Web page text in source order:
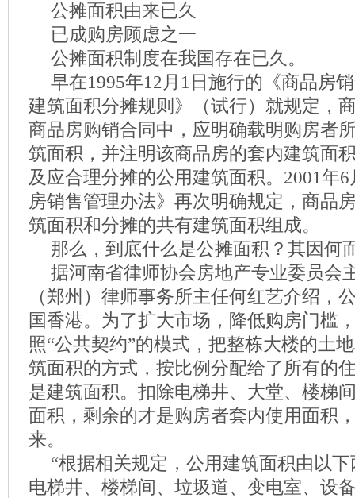
公摊面积由来已久
已成购房顾虑之一
公摊面积制度在我国存在已久。
早在1995年12月1日施行的《商品房
建筑面积分摊规则》（试行）就规定，
商品房购销合同中，应明确载明购房者
筑面积，并注明该商品房的套内建筑面
及应合理分摊的公用建筑面积。2001年
房销售管理办法》再次明确规定，商品
筑面积和分摊的共有建筑面积组成。
那么，到底什么是公摊面积？其因何
据河南省律师协会房地产专业委员会
（郑州）律师事务所主任何红艺介绍，
国香港。为了扩大市场，降低购房门槛
照“公共契约”的模式，把整栋大楼的土
筑面积的方式，按比例分配给了所有的
是建筑面积。扣除电梯井、大堂、楼梯
面积，剩余的才是购房者套内使用面积
来。
“根据相关规定，公用建筑面积由以
电梯井、楼梯间、垃圾道、变电室、设